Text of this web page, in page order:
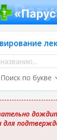
Поиск по букве